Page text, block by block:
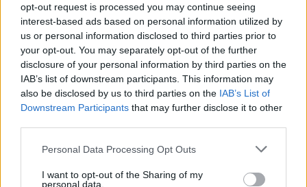
opt-out request is processed you may continue seeing
interest-based ads based on personal information utilized by
us or personal information disclosed to third parties prior to
your opt-out. You may separately opt-out of the further
disclosure of your personal information by third parties on the
IAB’s list of downstream participants. This information may
also be disclosed by us to third parties on the IAB’s List of
Downstream Participants that may further disclose it to other
Personal Data Processing Opt Outs
I want to opt-out of the Sharing of my
personal data.
23:09
Φωτιές σε Σκύρο και Λακωνία: Συνελήφθησαν 63χρονη
και 71χρονος
23:07
Χανιά: ΕΔΕ για την υπόθεση της 75χρονης που βρέθηκε
νεκρή σε χωράφι
βαθμών
22:32